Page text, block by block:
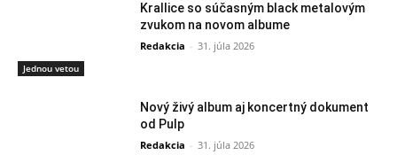
Jednou vetou
Krallice so súčasným black metalovým
zvukom na novom albume
Redakcia - 31. júla 2026
Nový živý album aj koncertný dokument
od Pulp
Redakcia - 31. júla 2026